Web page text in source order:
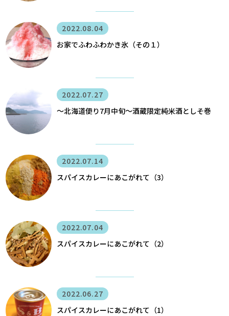
2022.08.04
お家でふわふわかき氷（その１）
2022.07.27
〜北海道便り7月中旬～酒蔵限定純米酒としそ巻
2022.07.14
スパイスカレーにあこがれて（3）
2022.07.04
スパイスカレーにあこがれて（2）
2022.06.27
スパイスカレーにあこがれて（1）